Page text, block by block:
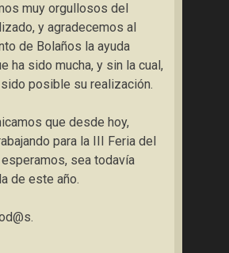
muy orgullosos del
y agradecemos al
de Bolaños la ayuda
ha sido mucha, y sin la cual,
posible su realización.
que desde hoy,
para la III Feria del
sea todavía
de este año.